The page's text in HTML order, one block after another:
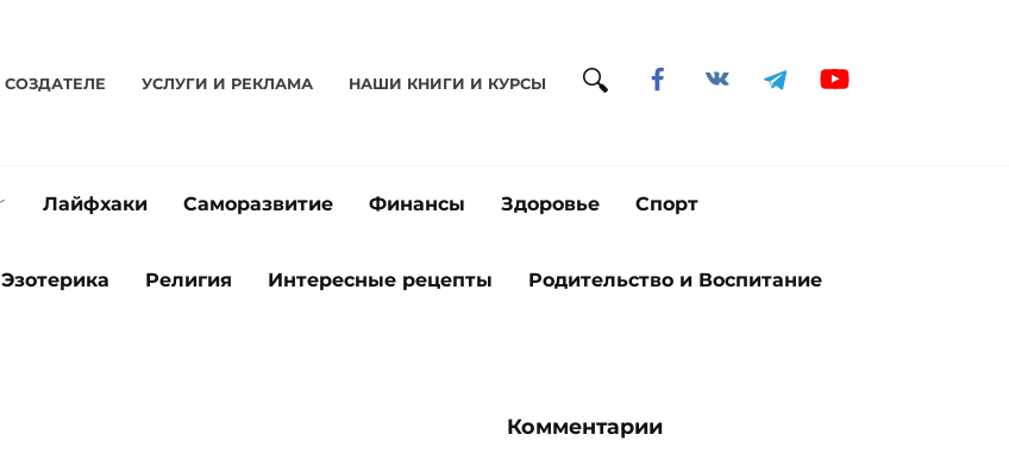
CОЗДАТЕЛЕ УСЛУГИ И РЕКЛАМА НАШИ КНИГИ И КУРСЫ
Лайфхаки Саморазвитие Финансы Здоровье Спорт
Эзотерика Религия Интересные рецепты Родительство и Воспитание
Комментарии